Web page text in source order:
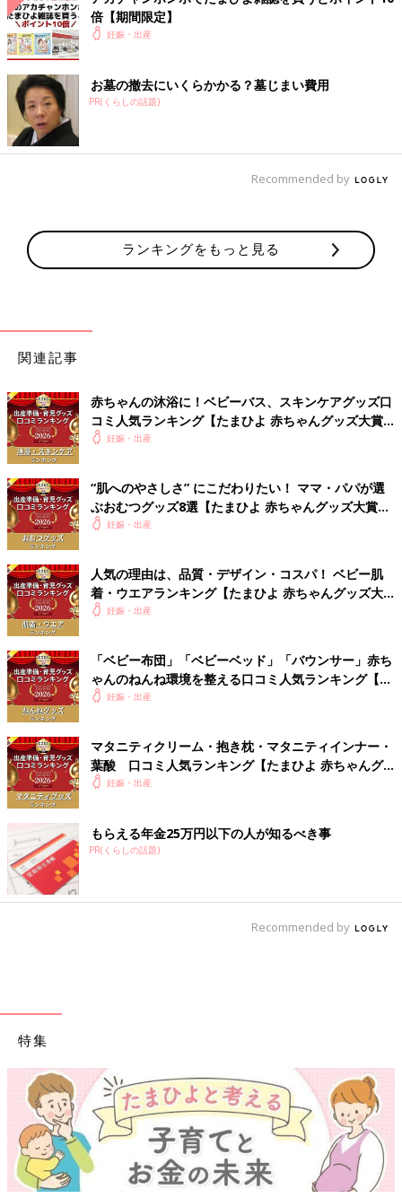
倍【期間限定】
妊娠・出産
お墓の撤去にいくらかかる？墓じまい費用
PR(くらしの話題)
Recommended by
ランキングをもっと見る
関連記事
赤ちゃんの沐浴に！ベビーバス、スキンケアグッズ口
コミ人気ランキング【たまひよ 赤ちゃんグッズ大賞
2026】
妊娠・出産
“肌へのやさしさ” にこだわりたい！ ママ・パパが選
ぶおむつグッズ8選【たまひよ 赤ちゃんグッズ大賞
2026】
妊娠・出産
人気の理由は、品質・デザイン・コスパ！ ベビー肌
着・ウエアランキング【たまひよ 赤ちゃんグッズ大
賞2026】
妊娠・出産
「ベビー布団」「ベビーベッド」「バウンサー」赤ち
ゃんのねんね環境を整える口コミ人気ランキング【た
まひよ 赤ちゃんグッズ大賞2026】
妊娠・出産
マタニティクリーム・抱き枕・マタニティインナー・
葉酸 口コミ人気ランキング【たまひよ 赤ちゃんグ
ッズ大賞2026】
妊娠・出産
もらえる年金25万円以下の人が知るべき事
PR(くらしの話題)
Recommended by
特集